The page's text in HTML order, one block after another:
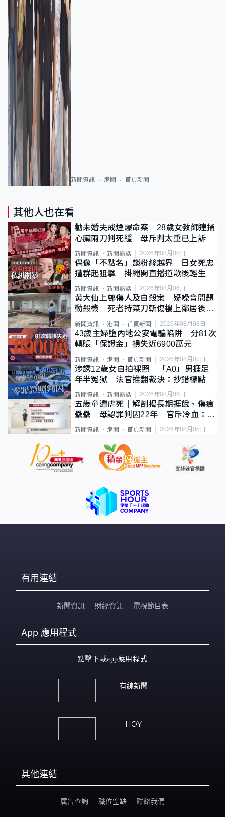
新聞資訊 港聞 首頁新聞
其他人也在看
勸未婚夫戒煙爆命案 28歲女教師連捅
心臟兩刀判死緩 母斥判太重已上訴
新聞資訊 新聞熱話 2026年08月05日
偶像「不點名」談粉絲越界 日女死忠
遭群起狙擊 掛繩開直播道歉後輕生
新聞資訊 新聞熱話 2026年08月06日
黃大仙上邨傷人及自殺案 疑噪音問題
動殺機 死者持菜刀斬傷樓上鄰居後墮
新聞資訊 港聞 首頁新聞 2026年08月08日
43歲主婦墮內地公安電騙陷阱 分81次
轉賬「保證金」損失近6900萬元
新聞資訊 港聞 首頁新聞 2026年08月07日
涉誘12歲女自拍祼照 「A0」男捱足
年半冤獄 法官推翻裁決：抄錯標點
新聞資訊 新聞熱話 2026年08月06日
五歲童遭虐死｜解剖揭長期捱餓、傷痕
纍纍 母認罪判囚22年 官斥冷血：同
類案最惡劣
新聞資訊 港聞 首頁新聞 2026年08月05日
有用連結
新聞資訊 財經資訊 電視節目表
App 應用程式
點擊下載app應用程式
有線新聞
HOY
其他連結
廣告查詢 職位空缺 聯絡我們